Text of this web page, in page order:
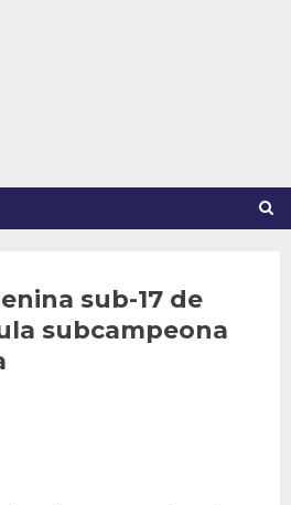
sub-17 de
subcampeona